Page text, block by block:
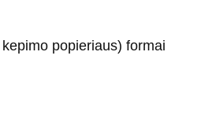
popieriaus) formai